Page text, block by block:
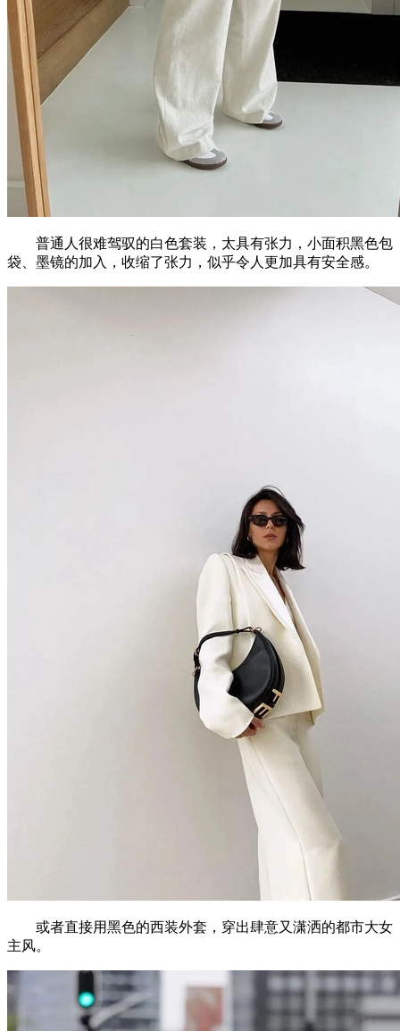
普通人很难驾驭的白色套装，太具有张力，小面积黑色包
袋、墨镜的加入，收缩了张力，似乎令人更加具有安全感。
或者直接用黑色的西装外套，穿出肆意又潇洒的都市大女
主风。